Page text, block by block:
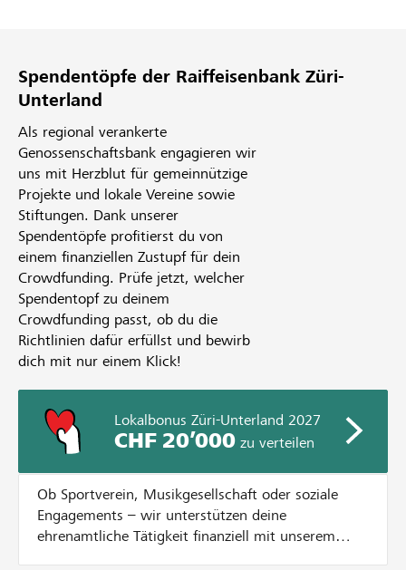
Spendentöpfe der Raiffeisenbank Züri-
Unterland
Als regional verankerte
Genossenschaftsbank engagieren wir
uns mit Herzblut für gemeinnützige
Projekte und lokale Vereine sowie
Stiftungen. Dank unserer
Spendentöpfe profitierst du von
einem finanziellen Zustupf für dein
Crowdfunding. Prüfe jetzt, welcher
Spendentopf zu deinem
Crowdfunding passt, ob du die
Richtlinien dafür erfüllst und bewirb
dich mit nur einem Klick!
Lokalbonus Züri-Unterland 2027
CHF 20’000zu verteilen
Ob Sportverein, Musikgesellschaft oder soziale
Engagements – wir unterstützen deine
ehrenamtliche Tätigkeit finanziell mit unserem